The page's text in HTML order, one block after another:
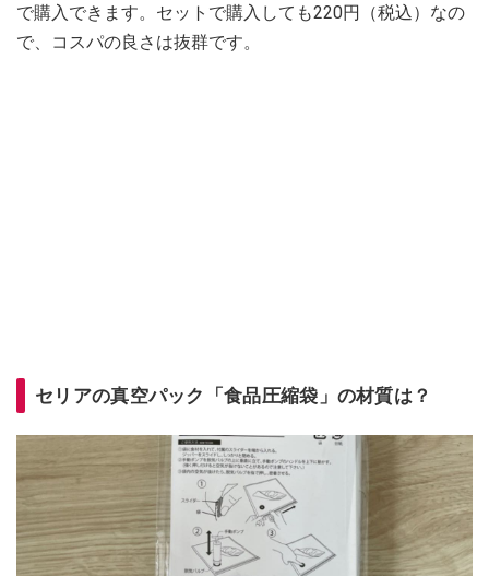
で購入できます。セットで購入しても220円（税込）なの
で、コスパの良さは抜群です。
セリアの真空パック「食品圧縮袋」の材質は？